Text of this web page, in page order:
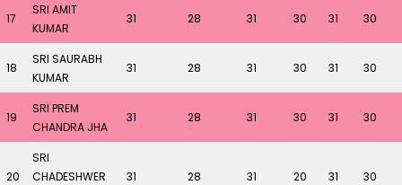
17
SRI AMIT
KUMAR
31 28 31 30 31 30
18
SRI SAURABH
KUMAR
31 28 31 30 31 30
19
SRI PREM
CHANDRA JHA
31 28 31 30 31 30
20
SRI
CHADESHWER
31 28 31 20 31 30